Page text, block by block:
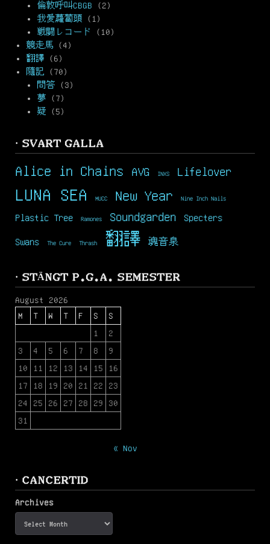
倫敦呼叫CBGB (2)
我愛蘿蔔頭 (1)
戦闘レコード
(10)
競走馬 (4)
翻譯 (6)
隨記 (70)
問答 (3)
夢 (7)
疑 (5)
· SVART GALLA
Alice in Chains AVG INXS Lifelover
LUNA SEA MUCC New Year Nine Inch Nails
Plastic Tree Ramones Soundgarden Specters
Swans The Cure Thrash 翻譯 魂音泉
· STÄNGT P.G.A. SEMESTER
August 2026
M
T W T F S
S
1
2
3
4 5 6 7 8
9
10
11 12 13 14 15
16
17
18 19 20 21 22
23
24
25 26 27 28 29
30
31
« Nov
· CANCERTID
Archives